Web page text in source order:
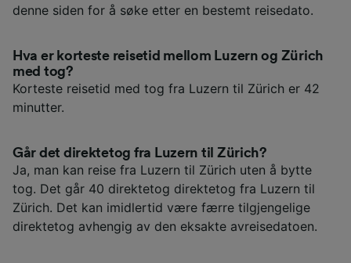
denne siden for å søke etter en bestemt reisedato.
Hva er korteste reisetid mellom Luzern og Zürich
med tog?
Korteste reisetid med tog fra Luzern til Zürich er 42
minutter.
Går det direktetog fra Luzern til Zürich?
Ja, man kan reise fra Luzern til Zürich uten å bytte
tog. Det går 40 direktetog direktetog fra Luzern til
Zürich. Det kan imidlertid være færre tilgjengelige
direktetog avhengig av den eksakte avreisedatoen.